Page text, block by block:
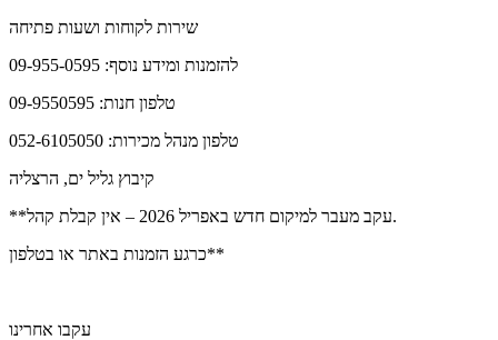
שירות לקוחות ושעות פתיחה
להזמנות ומידע נוסף: 09-955-0595
טלפון חנות: 09-9550595
טלפון מנהל מכירות: 052-6105050
קיבוץ גליל ים, הרצליה
**עקב מעבר למיקום חדש באפריל 2026 – אין קבלת קהל.
כרגע הזמנות באתר או בטלפון**
עקבו אחרינו